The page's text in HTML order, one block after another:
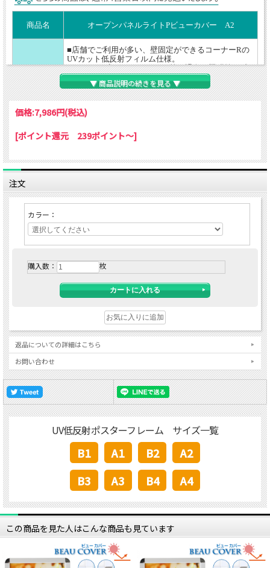
商品名 オープンパネルライトPビューカバー A2
おすすめ
ポイント
■店舗でご利用が多い、壁固定ができるコーナーRの
UVカット低反射フィルム仕様。
■UVカット率95％でポスター等の退色と照明等の反
射を防ぐ、２つの機能を両立。
■壁に固定でご利用時、ポスター交換はフレームを開
くだけのフロントオープンタイプ（前開き）。
やすい価格。
ポスター寸法：A2(420×594mm)
フレーム 幅：24mm 厚さ：12mm
裏板：スチレンボード 5mm
保護フィルム：0.5mm厚PET UVカット率95％以上
作品の
入れ替え
フレームを外側に回転させると、入替え出来ます。
カラー
シルバー・ホワイト・ブラック・ホワイト×シルバ
ー・ブラック×シルバー
その他
縦横どちらでも吊れます。
※低反射機能の特性上、やや白濁したフィルムとな
ります。透明感をお求めの方は、通常フィルム品を
ご利用下さい。
▼ 商品説明の続きを見る ▼
価格:7,986円(税込)
[ポイント還元 239ポイント～]
注文
カラー：
購入数： 枚
返品についての詳細はこちら
お問い合わせ
UV低反射ポスターフレーム サイズ一覧
B1 A1 B2
A2
B3
A3 B4 A4
この商品を見た人はこんな商品も見ています